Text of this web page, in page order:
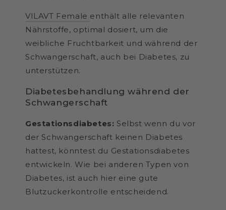
VILAVT Female enthält alle relevanten
Nährstoffe, optimal dosiert, um die
weibliche Fruchtbarkeit und während der
Schwangerschaft, auch bei Diabetes, zu
unterstützen.
Diabetesbehandlung während der
Schwangerschaft
Gestationsdiabetes: Selbst wenn du vor
der Schwangerschaft keinen Diabetes
hattest, könntest du Gestationsdiabetes
entwickeln. Wie bei anderen Typen von
Diabetes, ist auch hier eine gute
Blutzuckerkontrolle entscheidend.